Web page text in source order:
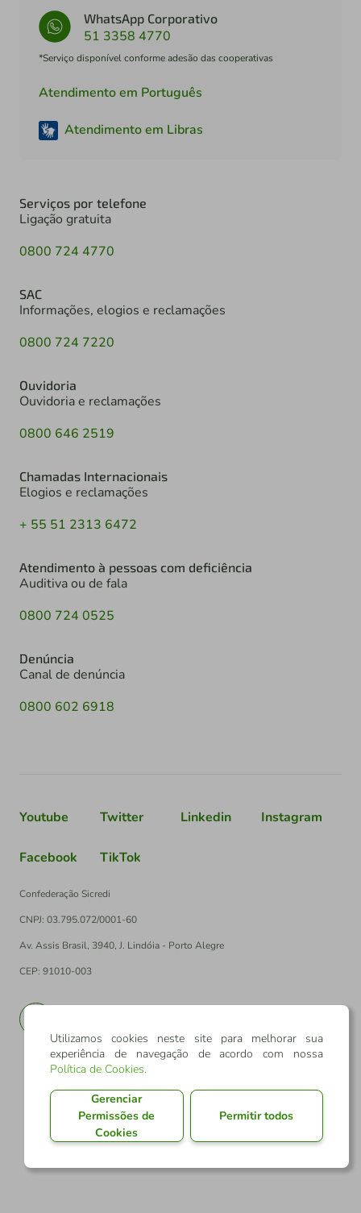
WhatsApp Corporativo
51 3358 4770
*Serviço disponível conforme adesão das cooperativas
Atendimento em Português
Atendimento em Libras
Serviços por telefone
Ligação gratuita
0800 724 4770
SAC
Informações, elogios e reclamações
0800 724 7220
Ouvidoria
Ouvidoria e reclamações
0800 646 2519
Chamadas Internacionais
Elogios e reclamações
+ 55 51 2313 6472
Atendimento à pessoas com deficiência
Auditiva ou de fala
0800 724 0525
Denúncia
Canal de denúncia
0800 602 6918
Youtube Twitter Linkedin Instagram
Facebook TikTok
Confederação Sicredi
CNPJ: 03.795.072/0001-60
Av. Assis Brasil, 3940, J. Lindóia - Porto Alegre
CEP: 91010-003
Utilizamos cookies neste site para melhorar sua
experiência de navegação de acordo com nossa
Política de Cookies.
Gerenciar
Permissões de
Cookies
Permitir todos